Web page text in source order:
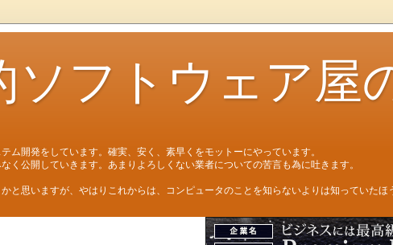
ソフトウェア屋
ム開発をしています。確実、安く、素早くをモットーにやっています。
く公開していきます。あまりよろしくない業者についての苦言も為に吐きます。
と思いますが、やはりこれからは、コンピュータのことを知らないよりは知っていたほ